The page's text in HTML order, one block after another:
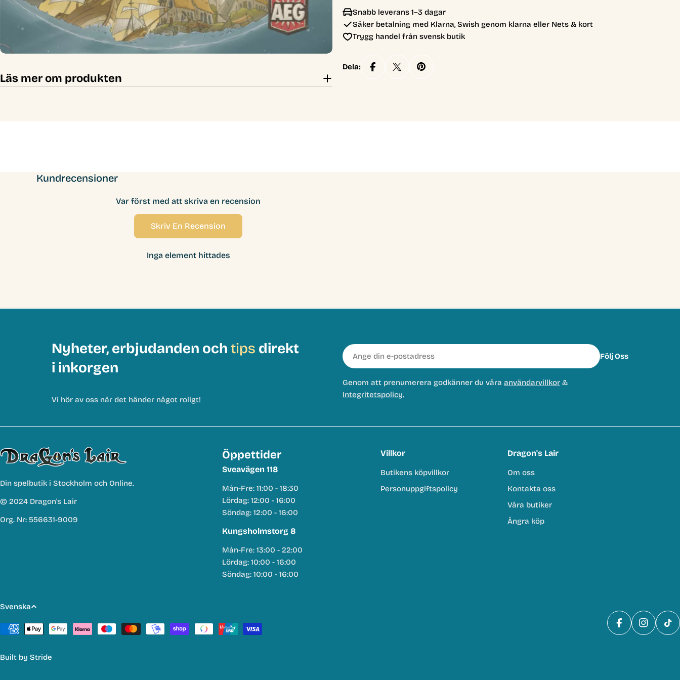
Läs mer om produkten
Snabb leverans 1–3 dagar
Säker betalning med Klarna, Swish genom klarna eller Nets & kort
Trygg handel från svensk butik
Dela:
Kundrecensioner
Var först med att skriva en recension
Skriv En Recension
Inga element hittades
Nyheter, erbjudanden och tips direkt
i inkorgen
Vi hör av oss när det händer något roligt!
E-
post
Följ Oss
Genom att prenumerera godkänner du våra användarvillkor &
Integritetspolicy.
Din spelbutik i Stockholm och Online.
© 2024 Dragon's Lair
Org. Nr: 556631-9009
Öppettider
Sveavägen 118
Mån-Fre: 11:00 - 18:30
Lördag: 12:00 - 16:00
Söndag: 12:00 - 16:00
Kungsholmstorg 8
Mån-Fre: 13:00 - 22:00
Lördag: 10:00 - 16:00
Söndag: 10:00 - 16:00
Villkor
Butikens köpvillkor
Personuppgiftspolicy
Dragon's Lair
Om oss
Kontakta oss
Våra butiker
Ångra köp
S
p
r
Svenska
Betalmetoder Facebook
Built by Stride